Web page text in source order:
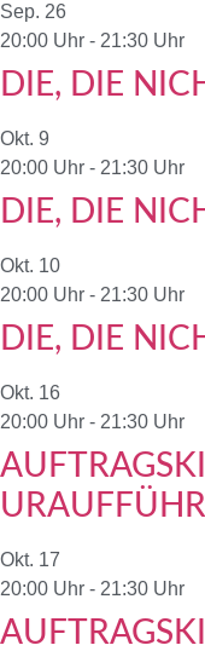
Sep. 26
20:00 Uhr - 21:30 Uhr
DIE, DIE
Okt. 9
20:00 Uhr - 21:30 Uhr
DIE, DIE
Okt. 10
20:00 Uhr - 21:30 Uhr
DIE, DIE
Okt. 16
20:00 Uhr - 21:30 Uhr
Okt. 17
20:00 Uhr - 21:30 Uhr